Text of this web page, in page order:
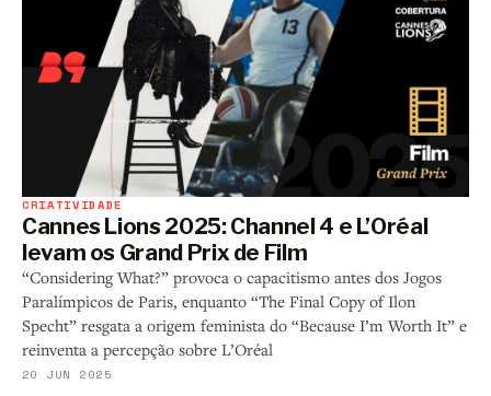
CRIATIVIDADE
Cannes Lions 2025: Channel 4 e L’Oréal
levam os Grand Prix de Film
“Considering What?” provoca o capacitismo antes dos Jogos
Paralímpicos de Paris, enquanto “The Final Copy of Ilon
Specht” resgata a origem feminista do “Because I’m Worth It” e
reinventa a percepção sobre L’Oréal
20 JUN 2025